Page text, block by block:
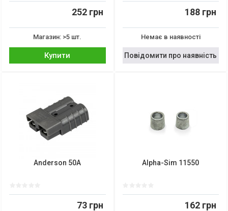
252 грн
Магазин: >5 шт.
Купити
188 грн
Немає в наявності
Повідомити про наявність
Anderson 50A
73 грн
Alpha-Sim 11550
162 грн